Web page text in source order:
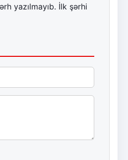
yazılmayıb. İlk şərhi